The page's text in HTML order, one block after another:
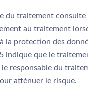
du traitement consulte
au traitement
la protection des
indique que le
le responsable du
atténuer le risque.